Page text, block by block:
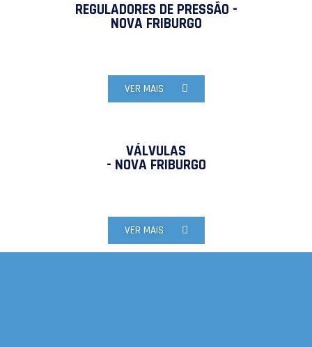
REGULADORES DE PRESSÃO -
NOVA FRIBURGO
VER MAIS
VÁLVULAS
- NOVA FRIBURGO
VER MAIS